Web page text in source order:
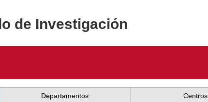
de Investigación
Departamentos Centros